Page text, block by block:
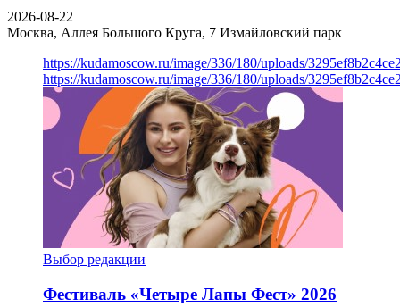
2026-08-22
Москва, Аллея Большого Круга, 7 Измайловский парк
https://kudamoscow.ru/image/336/180/uploads/
https://kudamoscow.ru/image/336/180/uploads/
Выбор редакции
Фестиваль «Четыре Лапы Фест» 2026